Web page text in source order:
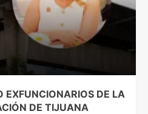
EXFUNCIONARIOS DE LA
DE TIJUANA